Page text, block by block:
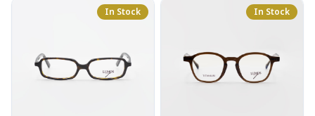
In Stock In Stock